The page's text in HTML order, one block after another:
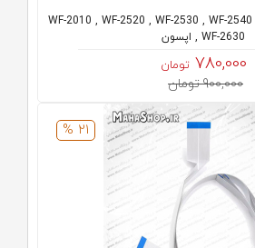
پد و پیکاپ پرینترهای WF-2010 , WF-2520 , WF-2530 , WF-2540
, WF-2630 اپسون
780,000 تومان
900,000 تومان
21 %